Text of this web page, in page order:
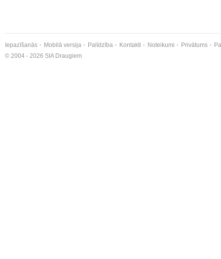
Iepazīšanās Mobilā versija Palīdzība Kontakti Noteikumi Privātums
© 2004 - 2026 SIA Draugiem